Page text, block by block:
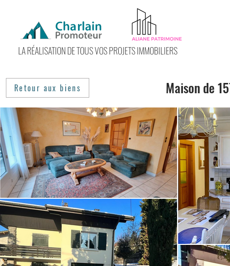
LA RÉALISATION DE TOUS VOS PROJETS IMMOBILIERS
Retour aux biens Maison de